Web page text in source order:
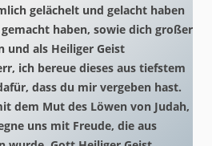
gelächelt und gelacht haben
haben, sowie dich großer
und als Heiliger Geist
ich bereue dieses aus tiefstem
dass du mir vergeben hast.
dem Mut des Löwen von Judah,
uns mit Freude, die aus